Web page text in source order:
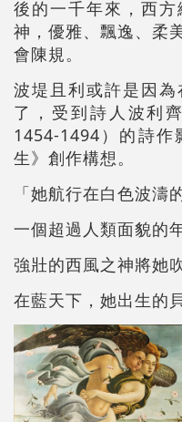
後的一千年來，西
神，優雅、飄逸、柔
會陳規。
波堤且利或許是因
了，受到詩人波利
1454-1494）的詩
生》創作構想。
「她航行在白色波濤
一個超過人類面貌的
強壯的西風之神將她
在藍天下，她出生